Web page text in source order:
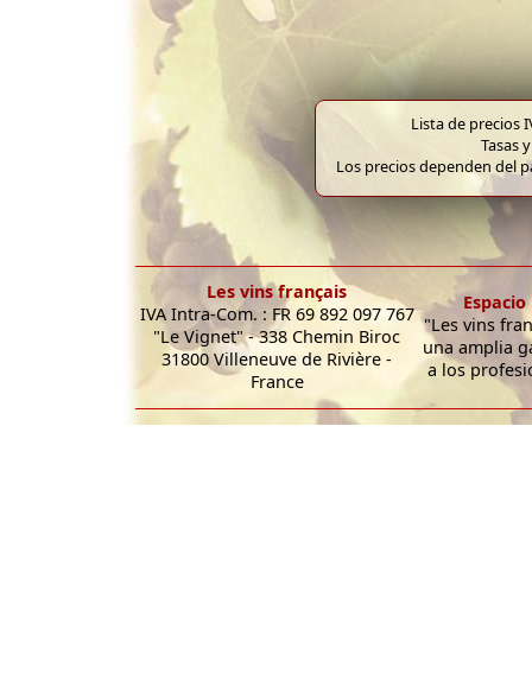
Lista de precios
Tasas
Los precios dependen del
Les vins français
IVA Intra-Com. : FR 69 892 097 767
"Le Vignet" - 338 Chemin Biroc
31800 Villeneuve de Rivière -
France
"Les vins
una amplia
a los